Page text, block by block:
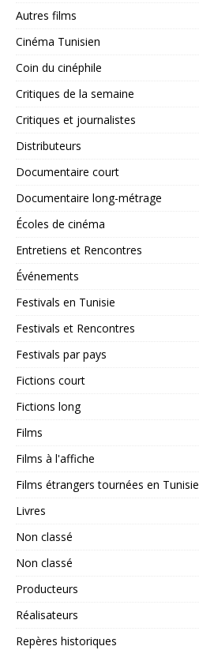
Autres films
Cinéma Tunisien
Coin du cinéphile
Critiques de la semaine
Critiques et journalistes
Distributeurs
Documentaire court
Documentaire long-métrage
Écoles de cinéma
Entretiens et Rencontres
Événements
Festivals en Tunisie
Festivals et Rencontres
Festivals par pays
Fictions court
Fictions long
Films
Films à l'affiche
Films étrangers tournées en Tunisie
Livres
Non classé
Non classé
Producteurs
Réalisateurs
Repères historiques